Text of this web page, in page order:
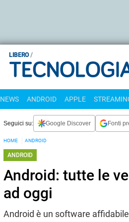
LIBERO
NEWS ANDROID APPLE
Seguici su: Google Discover Fonti
HOME ANDROID
ANDROID
Android: tutte le
ad oggi
Android è un software